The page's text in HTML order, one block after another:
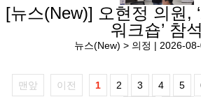
[뉴스(New)] 오현정 의원,
워크숍’ 참석
뉴스(New) > 의정 | 2026-
맨앞 이전 1 2 3 4 5